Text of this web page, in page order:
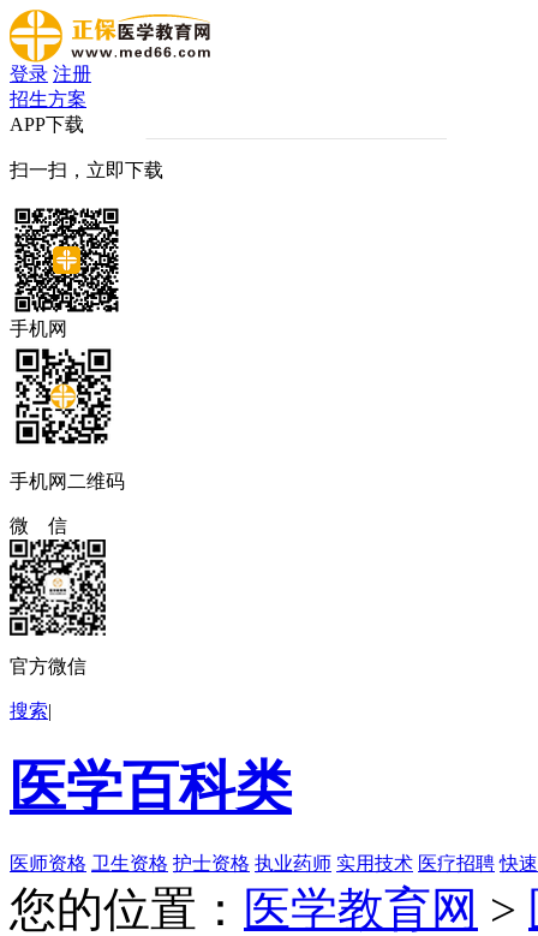
登录 注册
招生方案
APP下载
扫一扫，立即下载
手机网
手机网二维码
微 信
官方微信
搜索|
医学百科类
医师资格 卫生资格 护士资格 执业药师 实用技术 医疗招聘 快
您的位置： 医学教育网 >